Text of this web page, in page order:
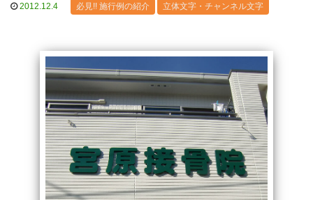
2012.12.4 必見!! 施行例の紹介 立体文字・チャンネル文字